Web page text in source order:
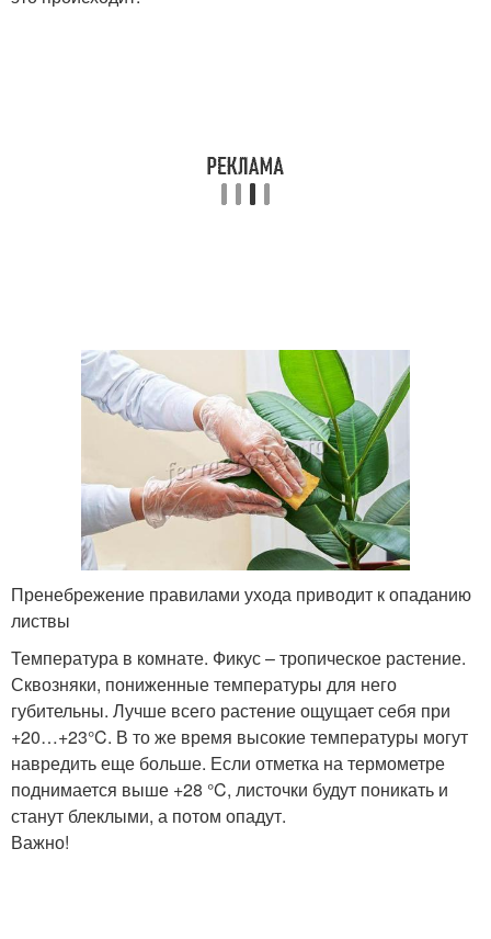
Пренебрежение правилами ухода приводит к опаданию
листвы
Температура в комнате. Фикус – тропическое растение.
Сквозняки, пониженные температуры для него
губительны. Лучше всего растение ощущает себя при
+20…+23°C. В то же время высокие температуры могут
навредить еще больше. Если отметка на термометре
поднимается выше +28 °C, листочки будут поникать и
станут блеклыми, а потом опадут.
Важно!